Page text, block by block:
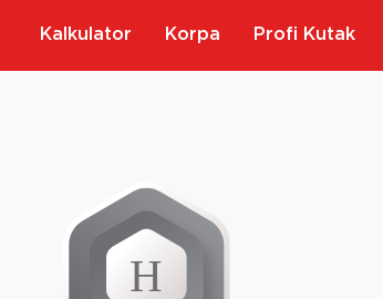
Kalkulator Korpa Profi Kutak